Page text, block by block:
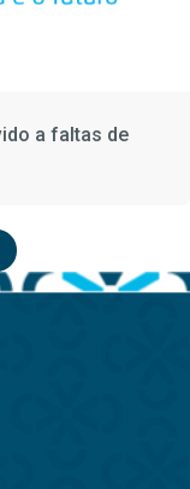
a faltas de